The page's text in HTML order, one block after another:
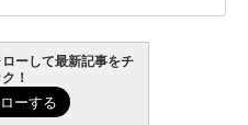
ーして最新記事をチ
！